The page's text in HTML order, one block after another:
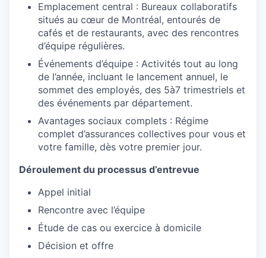
Emplacement central : Bureaux collaboratifs
situés au cœur de Montréal, entourés de
cafés et de restaurants, avec des rencontres
d’équipe régulières.
Événements d’équipe : Activités tout au long
de l’année, incluant le lancement annuel, le
sommet des employés, des 5à7 trimestriels et
des événements par département.
Avantages sociaux complets : Régime
complet d’assurances collectives pour vous et
votre famille, dès votre premier jour.
Déroulement du processus d’entrevue
Appel initial
Rencontre avec l’équipe
Étude de cas ou exercice à domicile
Décision et offre